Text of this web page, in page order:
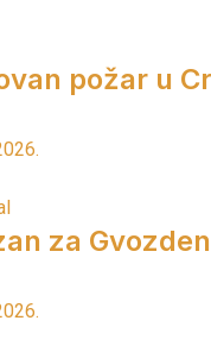
požar u
za